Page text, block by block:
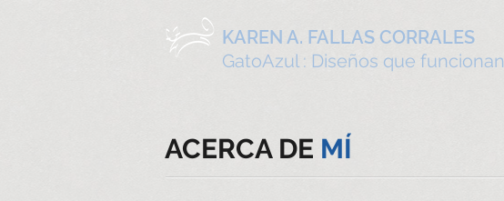
KAREN A. FALLAS CORRALES
GatoAzul : Diseños que funcionan
ACERCA DE ​ MÍ